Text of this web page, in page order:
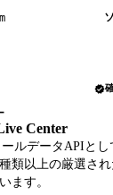
Center
ルデータAPIとし
類以上の厳選され
ます。